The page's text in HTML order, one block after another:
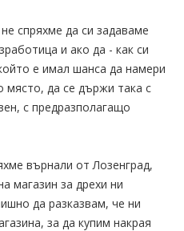
спряхме да си задаваме
и ако да - как си
е имал шанса да намери
място, да се държи така с
с предразполагащо
върнали от Лозенград,
магазин за дрехи ни
да разказвам, че ни
за да купим накрая